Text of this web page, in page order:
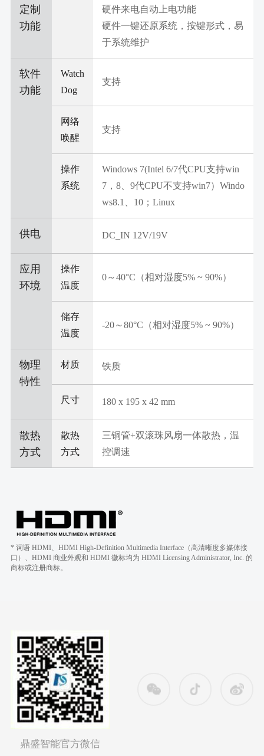
定制
功能
硬件来电自动上电功能
硬件一键还原系统，按键形式，易
于系统维护
软件
功能
Watch
Dog
支持
网络
唤醒
支持
操作
系统
Windows 7(Intel 6/7代CPU支持win
7，8、9代CPU不支持win7）Windo
ws8.1、10；Linux
供电 DC_IN 12V/19V
应用
环境
操作
温度
0～40°C（相对湿度5% ~ 90%）
储存
温度
-20～80°C（相对湿度5% ~ 90%）
物理
特性
材质 铁质
尺寸 180 x 195 x 42 mm
散热
方式
散热
方式
三铜管+双滚珠风扇一体散热，温
控调速
* 词语 HDMI、HDMI High-Definition Multimedia Interface（高清晰度多媒体接
口）、HDMI 商业外观和 HDMI 徽标均为 HDMI Licensing Administrator, Inc. 的
商标或注册商标。
鼎盛智能官方微信